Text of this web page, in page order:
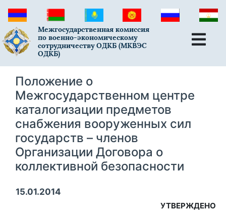
Межгосударственная комиссия
по военно-экономическому
сотрудничеству ОДКБ (МКВЭС
ОДКБ)
Положение о
Межгосударственном центре
каталогизации предметов
снабжения вооруженных сил
государств – членов
Организации Договора о
коллективной безопасности
15.01.2014
УТВЕРЖДЕНО